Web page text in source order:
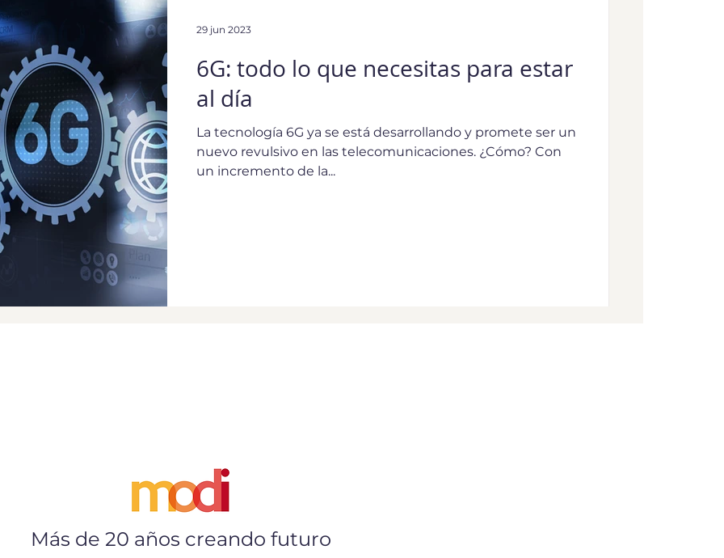
6G: todo lo que necesitas para estar
al día
La tecnología 6G ya se está desarrollando y promete ser un
nuevo revulsivo en las telecomunicaciones. ¿Cómo? Con
un incremento de la...
29 jun 2023
Más de 20 años creando futuro